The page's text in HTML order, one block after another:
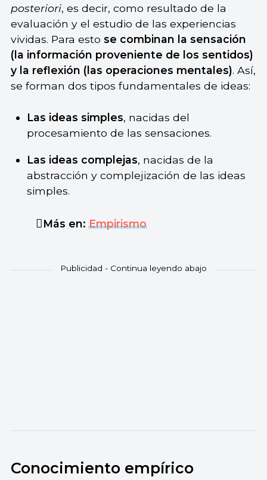
posteriori, es decir, como resultado de la
evaluación y el estudio de las experiencias
vividas. Para esto se combinan la sensación
(la información proveniente de los sentidos)
y la reflexión (las operaciones mentales). Así,
se forman dos tipos fundamentales de ideas:
Las ideas simples, nacidas del
procesamiento de las sensaciones.
Las ideas complejas, nacidas de la
abstracción y complejización de las ideas
simples.
Más en:Empirismo
Conocimiento empírico